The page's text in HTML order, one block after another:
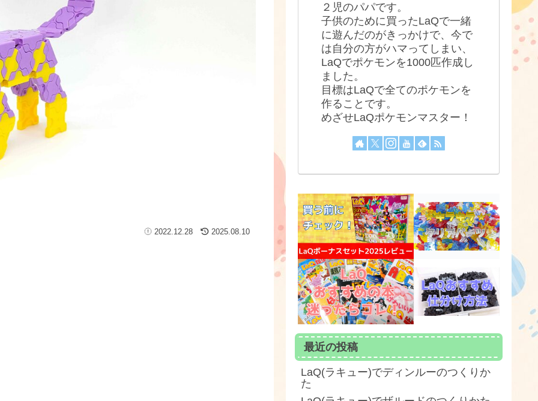
2022.12.28 2025.08.10
２児のパパです。
子供のために買ったLaQで一緒
に遊んだのがきっかけで、今で
は自分の方がハマってしまい、
LaQでポケモンを1000匹作成し
ました。
目標はLaQで全てのポケモンを
作ることです。
めざせLaQポケモンマスター！
最近の投稿
LaQ(ラキュー)でディンルーのつくりか
た